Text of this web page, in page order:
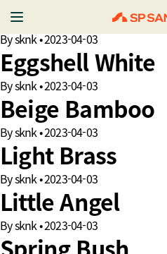
Satellite Yellow
Bysknk•2023-04-03
Eggshell White
Bysknk•2023-04-03
Beige Bamboo
Bysknk•2023-04-03
Light Brass
Bysknk•2023-04-03
Little Angel
Bysknk•2023-04-03